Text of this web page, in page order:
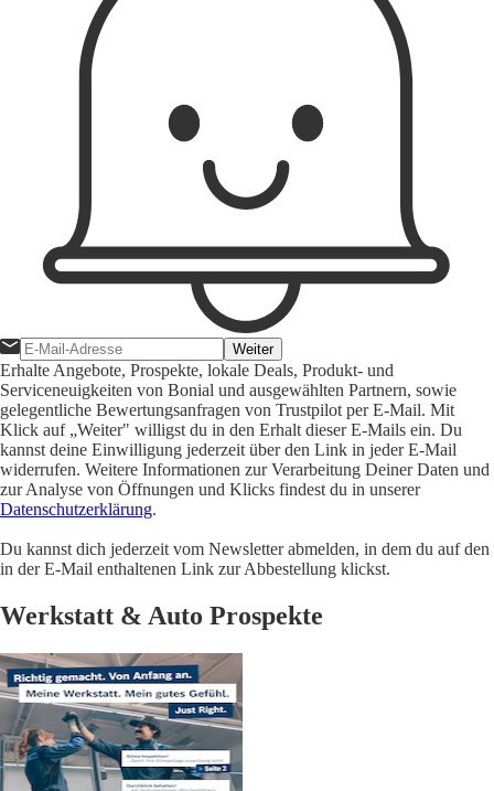
Weiter
Erhalte Angebote, Prospekte, lokale Deals, Produkt- und
Serviceneuigkeiten von Bonial und ausgewählten Partnern, sowie
gelegentliche Bewertungsanfragen von Trustpilot per E-Mail. Mit
Klick auf „Weiter" willigst du in den Erhalt dieser E-Mails ein. Du
kannst deine Einwilligung jederzeit über den Link in jeder E-Mail
widerrufen. Weitere Informationen zur Verarbeitung Deiner Daten und
zur Analyse von Öffnungen und Klicks findest du in unserer
Datenschutzerklärung.
Du kannst dich jederzeit vom Newsletter abmelden, in dem du auf den
in der E-Mail enthaltenen Link zur Abbestellung klickst.
Werkstatt & Auto Prospekte